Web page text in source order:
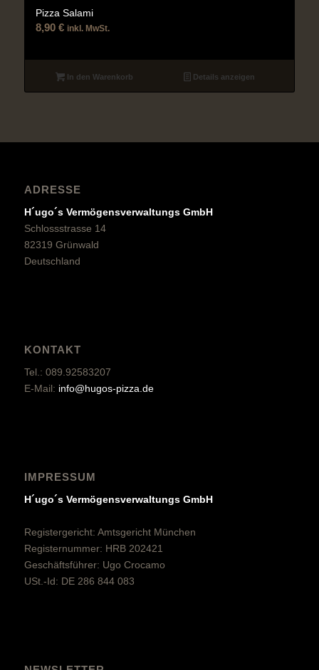
Pizza Salami
8,90 € inkl. MwSt.
In den Warenkorb Details anzeigen
ADRESSE
H´ugo´s Vermögensverwaltungs GmbH
Schlossstrasse 14
82319 Grünwald
Deutschland
KONTAKT
Tel.: 089.92583207
E-Mail: info@hugos-pizza.de
IMPRESSUM
H´ugo´s Vermögensverwaltungs GmbH
Registergericht: Amtsgericht München
Registernummer: HRB 202421
Geschäftsführer: Ugo Crocamo
USt.-Id: DE 286 844 083